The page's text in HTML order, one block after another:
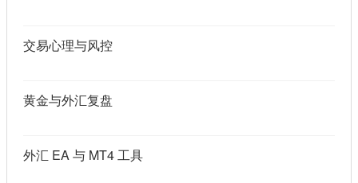
交易心理与风控
黄金与外汇复盘
外汇 EA 与 MT4 工具